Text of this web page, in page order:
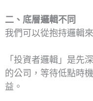
二、底層邏輯不同
我們可以從抱持邏輯
「投資者邏輯」是先
的公司，等待低點時
益。